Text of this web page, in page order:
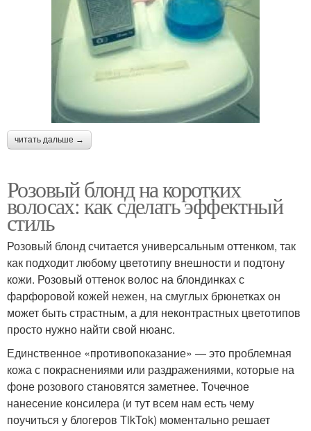
читать дальше →
Розовый блонд на коротких
волосах: как сделать эффектный
стиль
Розовый блонд считается универсальным оттенком, так
как подходит любому цветотипу внешности и подтону
кожи. Розовый оттенок волос на блондинках с
фарфоровой кожей нежен, на смуглых брюнетках он
может быть страстным, а для неконтрастных цветотипов
просто нужно найти свой нюанс.
Единственное «противопоказание» — это проблемная
кожа с покраснениями или раздражениями, которые на
фоне розового становятся заметнее. Точечное
нанесение консилера (и тут всем нам есть чему
поучиться у блогеров TikTok) моментально решает